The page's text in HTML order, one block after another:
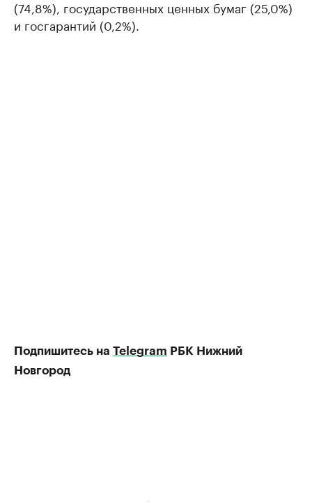
(74,8%), государственных ценных бумаг (25,0%)
и госгарантий (0,2%).
Подпишитесь на Telegram РБК Нижний
Новгород